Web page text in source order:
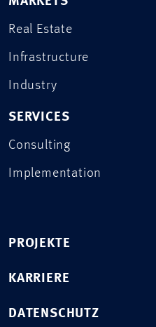
Real Estate
Infrastructure
Industry
SERVICES
Consulting
Implementation
PROJEKTE
KARRIERE
DATENSCHUTZ